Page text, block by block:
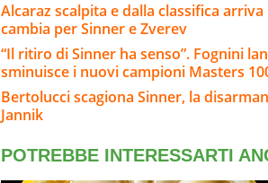
Alcaraz scalpita e dalla classifica
cambia per Sinner e Zverev
“Il ritiro di Sinner ha senso”. Fognini
sminuisce i nuovi campioni Masters
Bertolucci scagiona Sinner, la
Jannik